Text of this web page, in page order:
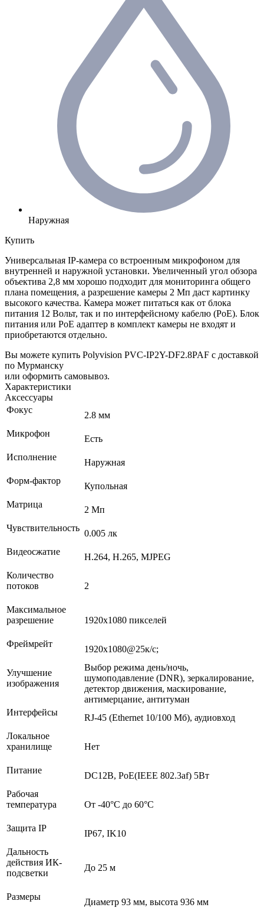
Наружная
Купить
Универсальная IP-камера со встроенным микрофоном для
внутренней и наружной установки. Увеличенный угол обзора
объектива 2,8 мм хорошо подходит для мониторинга общего
плана помещения, а разрешение камеры 2 Мп даст картинку
высокого качества. Камера может питаться как от блока
питания 12 Вольт, так и по интерфейсному кабелю (PoE). Блок
питания или PoE адаптер в комплект камеры не входят и
приобретаются отдельно.
Вы можете купить Polyvision PVC-IP2Y-DF2.8PAF с доставкой
по Мурманску
или оформить самовывоз.
Характеристики
Аксессуары
Фокус
2.8 мм
Микрофон
Есть
Исполнение
Наружная
Форм-фактор
Купольная
Матрица
2 Мп
Чувствительность
0.005 лк
Видеосжатие
H.264, H.265, MJPEG
Количество
потоков
2
Максимальное
разрешение
1920х1080 пикселей
Фреймрейт
1920х1080@25к/с;
Улучшение
изображения
Выбор режима день/ночь,
шумоподавление (DNR), зеркалирование,
детектор движения, маскирование,
антимерцание, антитуман
Интерфейсы
RJ-45 (Ethernet 10/100 Мб), аудиовход
Локальное
хранилище
Нет
Питание
DC12В, PoE(IEEE 802.3af) 5Вт
Рабочая
температура
От -40°С до 60°С
Защита IP
IP67, IK10
Дальность
действия ИК-
подсветки
До 25 м
Размеры
Диаметр 93 мм, высота 936 мм